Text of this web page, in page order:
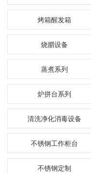
烤箱醒发箱
烧腊设备
蒸煮系列
炉拼台系列
清洗净化消毒设备
不锈钢工作柜台
不锈钢定制